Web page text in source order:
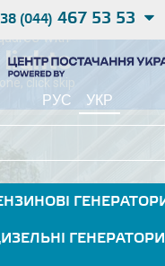
(044) 467 53 53
РУС УКР
ГЕНЕРАТОРИ